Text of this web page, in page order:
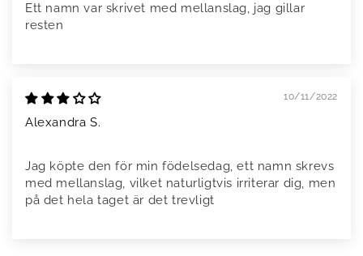
Ett namn var skrivet med mellanslag, jag gillar
resten
10/11/2022
Alexandra S.
Jag köpte den för min födelsedag, ett namn skrevs
med mellanslag, vilket naturligtvis irriterar dig, men
på det hela taget är det trevligt